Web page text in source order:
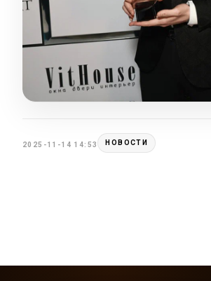
2025-11-14 14:53 НОВОСТИ